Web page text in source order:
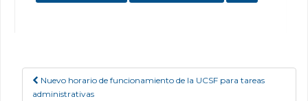
Post navigation
Nuevo horario de funcionamiento de la UCSF para tareas
administrativas